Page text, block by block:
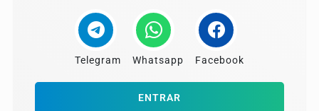
Telegram Whatsapp Facebook
ENTRAR